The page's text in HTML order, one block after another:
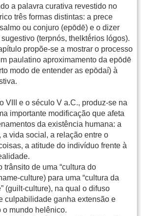
a palavra curativa revestido no
três formas distintas: a prece
ou conjuro (epōdē) e o dizer
(terpnós, thelktḗrios lógos).
propõe-se a mostrar o processo
paulatino aproximamento da epōdē
modo de entender as epōdaí) à
VIII e o século V a.C., produz-se na
importante modificação que afeta
da existência humana: a
a vida social, a relação entre o
a atitude do indivíduo frente à
trânsito de uma “cultura do
culture) para uma “cultura da
(guilt-culture), na qual o difuso
culpabilidade ganha extensão e
o mundo helênico.